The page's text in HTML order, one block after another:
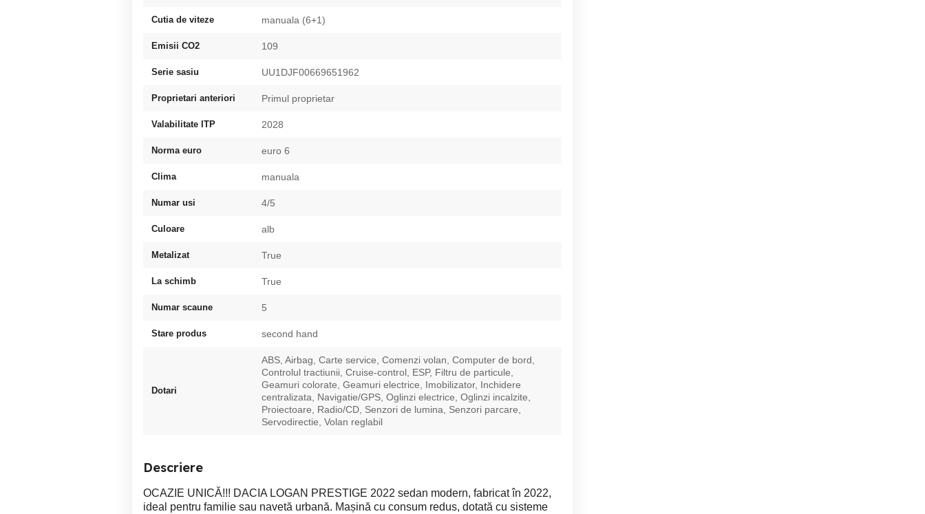
Cutia de viteze manuala (6+1)
Emisii CO2 109
Serie sasiu UU1DJF00669651962
Proprietari anteriori Primul proprietar
Valabilitate ITP 2028
Norma euro euro 6
Clima manuala
Numar usi 4/5
Culoare alb
Metalizat True
La schimb True
Numar scaune 5
Stare produs second hand
Dotari
ABS, Airbag, Carte service, Comenzi volan, Computer de bord,
Controlul tractiunii, Cruise-control, ESP, Filtru de particule,
Geamuri colorate, Geamuri electrice, Imobilizator, Inchidere
centralizata, Navigatie/GPS, Oglinzi electrice, Oglinzi incalzite,
Proiectoare, Radio/CD, Senzori de lumina, Senzori parcare,
Servodirectie, Volan reglabil
Descriere
OCAZIE UNICĂ!!! DACIA LOGAN PRESTIGE 2022 sedan modern, fabricat în 2022,
ideal pentru familie sau navetă urbană. Mașină cu consum redus, dotată cu sisteme